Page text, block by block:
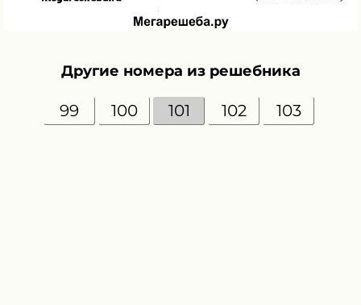
Другие номера из решебника
99 100 101 102 103